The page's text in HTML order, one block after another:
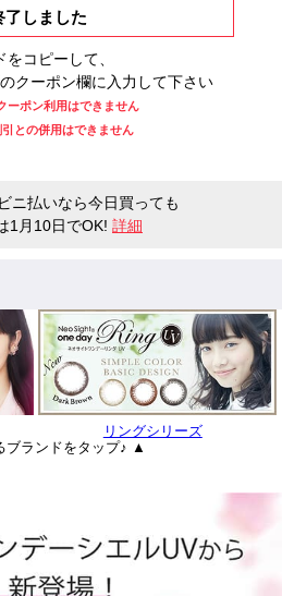
了しました
をコピーして、
クーポン欄に入力して下さい
ーポン利用はできません
との併用はできません
ニ払いなら今日買っても
1月10日でOK! 詳細
リングシリーズ
ブランドをタップ♪ ▲